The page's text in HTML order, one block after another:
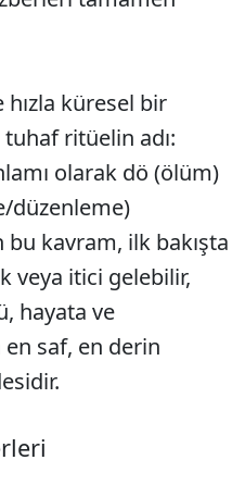
hızla küresel bir
ritüelin adı:
olarak dö (ölüm)
düzenleme)
kavram, ilk bakışta
veya itici gelebilir,
hayata ve
saf, en derin